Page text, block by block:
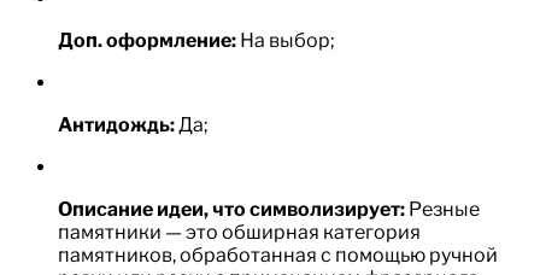
Доп. оформление: На выбор;
Антидождь:Да;
Описание идеи, что символизирует: Резные
памятники — это обширная категория
памятников, обработанная с помощью ручной